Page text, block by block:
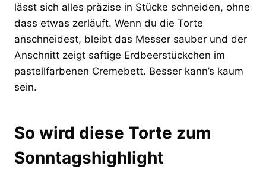
lässt sich alles präzise in Stücke schneiden, ohne
dass etwas zerläuft. Wenn du die Torte
anschneidest, bleibt das Messer sauber und der
Anschnitt zeigt saftige Erdbeerstückchen im
pastellfarbenen Cremebett. Besser kann’s kaum
sein.
So wird diese Torte zum
Sonntagshighlight